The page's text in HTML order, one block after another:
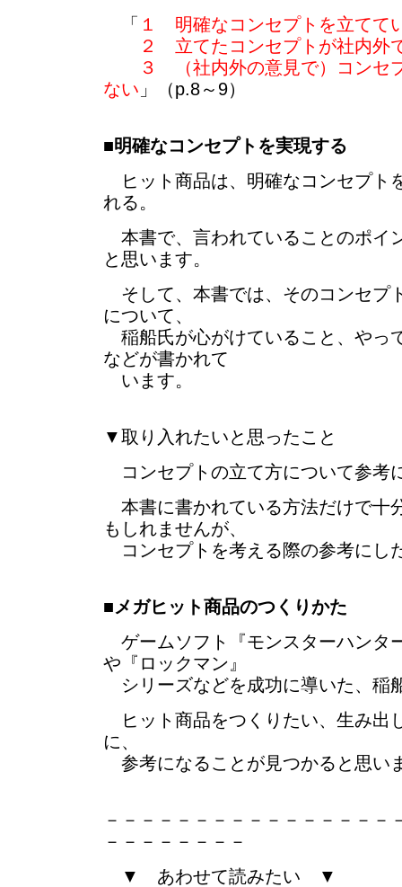
「 １ 明確なコンセプトを立てて
２ 立てたコンセプトが社内外
３ （社内外の意見で）コンセプ
ない 」（p.8～9）
■明確なコンセプトを実現する
ヒット商品は、明確なコンセプト
れる。
本書で、言われていることのポイ
と思います。
そして、本書では、そのコンセプ
について、
稲船氏が心がけていること、やっ
などが書かれて
います。
▼取り入れたいと思ったこと
コンセプトの立て方について参考
本書に書かれている方法だけで十
もしれませんが、
コンセプトを考える際の参考にし
■メガヒット商品のつくりかた
ゲームソフト『モンスターハンタ
や『ロックマン』
シリーズなどを成功に導いた、稲
ヒット商品をつくりたい、生み出
に、
参考になることが見つかると思い
－－－－－－－－－－－－－－－－
－－－－－－－－
▼ あわせて読みたい ▼